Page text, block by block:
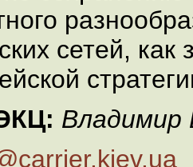
сетей, как
Владимир